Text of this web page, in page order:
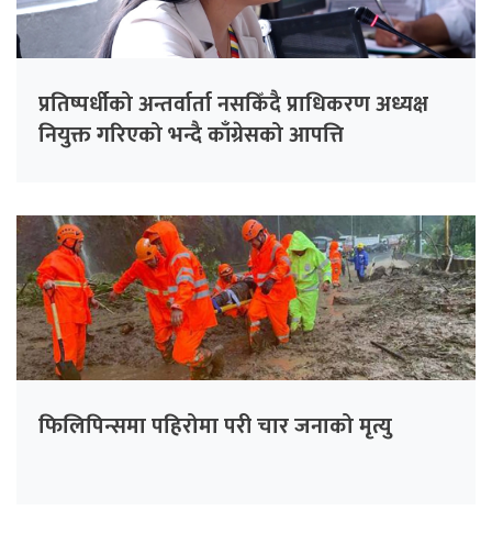
प्रतिष्पर्धीको अन्तर्वार्ता नसकिँदै प्राधिकरण अध्यक्ष
नियुक्त गरिएको भन्दै काँग्रेसको आपत्ति
फिलिपिन्समा पहिरोमा परी चार जनाको मृत्यु